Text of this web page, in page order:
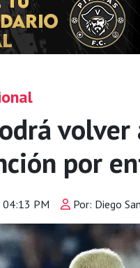
por
04:13 PM Por: Diego